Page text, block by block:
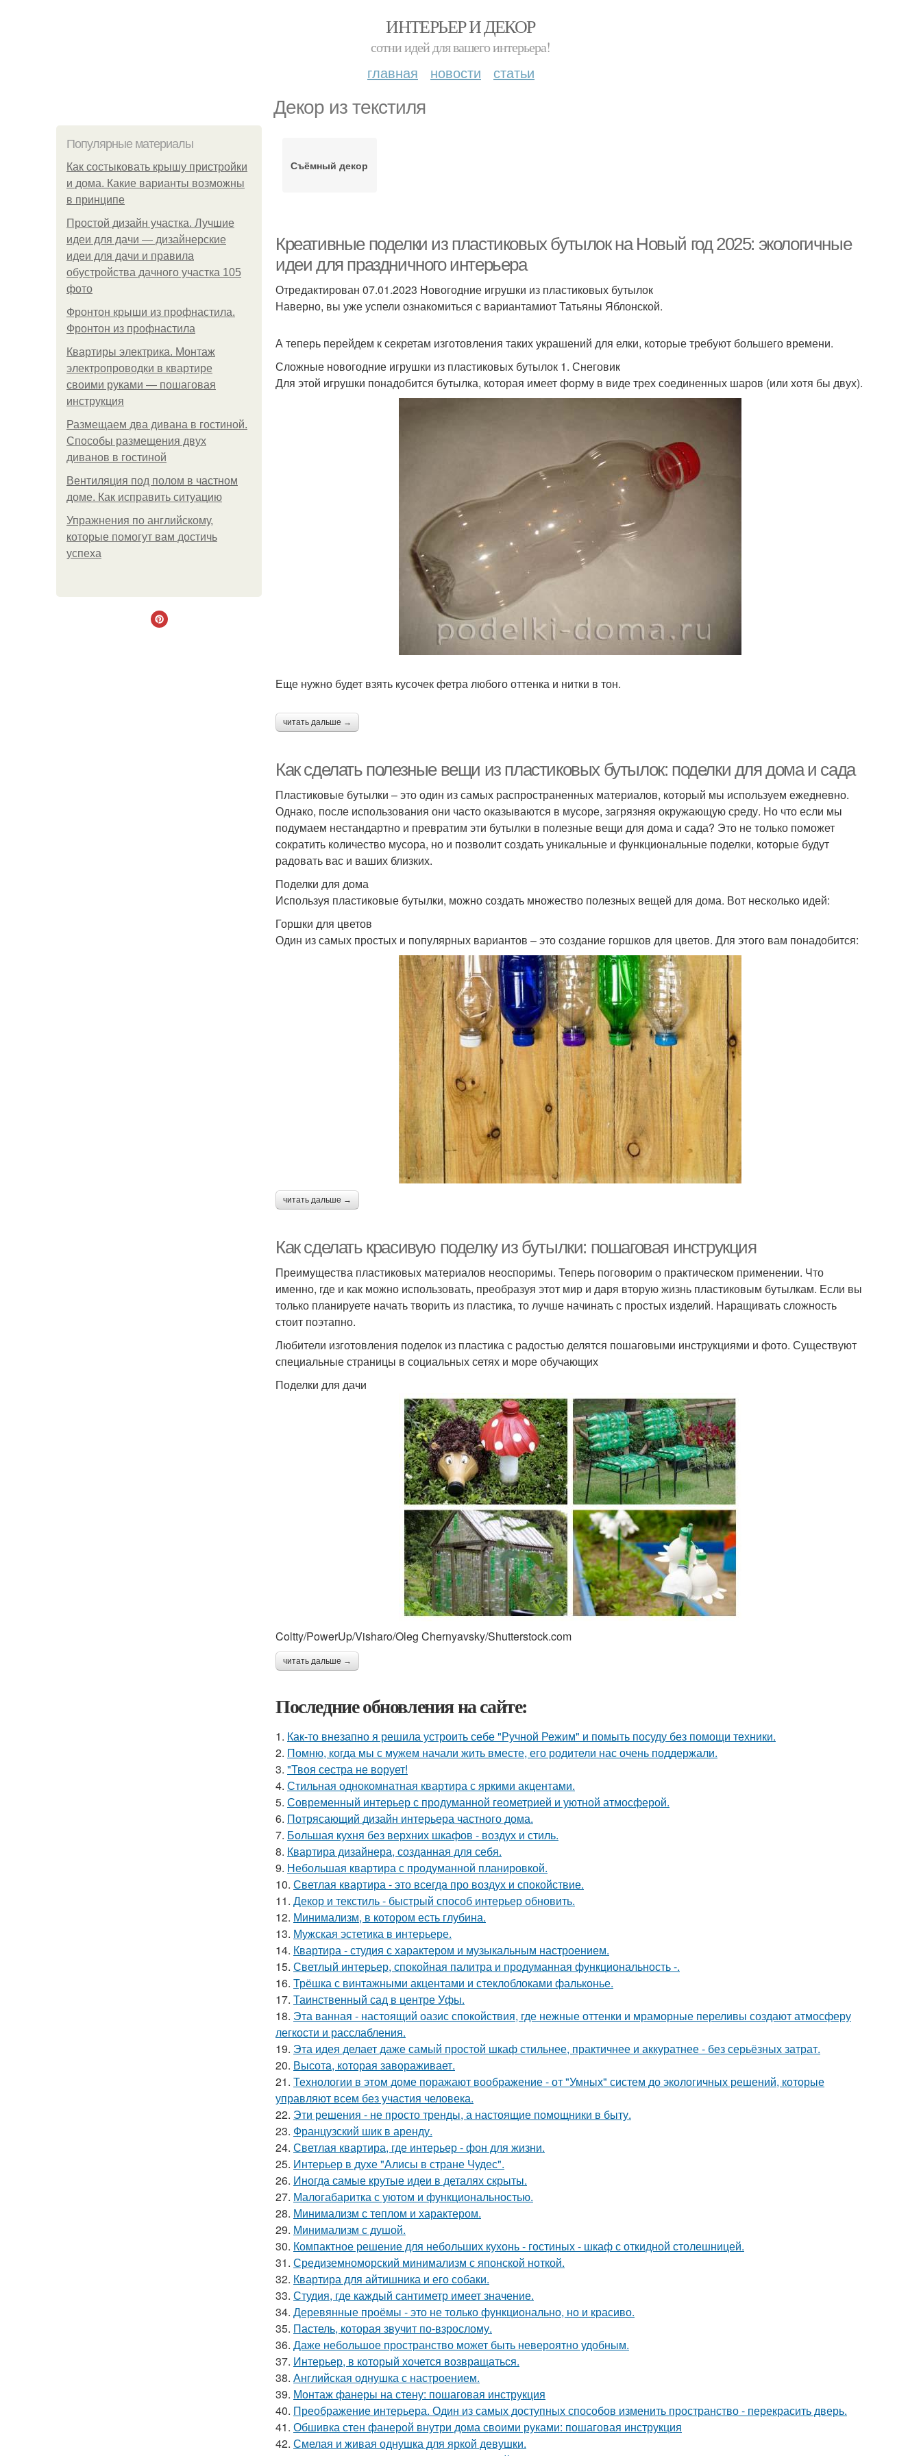
ИНТЕРЬЕР И ДЕКОР
сотни идей для вашего интерьера!
главная новости статьи
Декор из текстиля
Популярные материалы
Как состыковать крышу пристройки
и дома. Какие варианты возможны
в принципе
Простой дизайн участка. Лучшие
идеи для дачи — дизайнерские
идеи для дачи и правила
обустройства дачного участка 105
фото
Фронтон крыши из профнастила.
Фронтон из профнастила
Квартиры электрика. Монтаж
электропроводки в квартире
своими руками — пошаговая
инструкция
Размещаем два дивана в гостиной.
Способы размещения двух
диванов в гостиной
Вентиляция под полом в частном
доме. Как исправить ситуацию
Упражнения по английскому,
которые помогут вам достичь
успеха
Съёмный декор
Креативные поделки из пластиковых бутылок на Новый год 2025: экологичные
идеи для праздничного интерьера
Отредактирован 07.01.2023 Новогодние игрушки из пластиковых бутылок
Наверно, вы уже успели ознакомиться с вариантамиот Татьяны Яблонской.
А теперь перейдем к секретам изготовления таких украшений для елки, которые требуют большего времени.
Сложные новогодние игрушки из пластиковых бутылок 1. Снеговик
Для этой игрушки понадобится бутылка, которая имеет форму в виде трех соединенных шаров (или хотя бы двух).
Еще нужно будет взять кусочек фетра любого оттенка и нитки в тон.
читать дальше →
Как сделать полезные вещи из пластиковых бутылок: поделки для дома и сада
Пластиковые бутылки – это один из самых распространенных материалов, который мы используем ежедневно.
Однако, после использования они часто оказываются в мусоре, загрязняя окружающую среду. Но что если мы
подумаем нестандартно и превратим эти бутылки в полезные вещи для дома и сада? Это не только поможет
сократить количество мусора, но и позволит создать уникальные и функциональные поделки, которые будут
радовать вас и ваших близких.
Поделки для дома
Используя пластиковые бутылки, можно создать множество полезных вещей для дома. Вот несколько идей:
Горшки для цветов
Один из самых простых и популярных вариантов – это создание горшков для цветов. Для этого вам понадобится:
читать дальше →
Как сделать красивую поделку из бутылки: пошаговая инструкция
Преимущества пластиковых материалов неоспоримы. Теперь поговорим о практическом применении. Что
именно, где и как можно использовать, преобразуя этот мир и даря вторую жизнь пластиковым бутылкам. Если вы
только планируете начать творить из пластика, то лучше начинать с простых изделий. Наращивать сложность
стоит поэтапно.
Любители изготовления поделок из пластика с радостью делятся пошаговыми инструкциями и фото. Существуют
специальные страницы в социальных сетях и море обучающих
Поделки для дачи
Coltty/PowerUp/Visharo/Oleg Chernyavsky/Shutterstock.com
читать дальше →
Последние обновления на сайте:
1. Как-то внезапно я решила устроить себе "Ручной Режим" и помыть посуду без помощи техники.
2. Помню, когда мы с мужем начали жить вместе, его родители нас очень поддержали.
3. "Твоя сестра не ворует!
4. Стильная однокомнатная квартира с яркими акцентами.
5. Современный интерьер с продуманной геометрией и уютной атмосферой.
6. Потрясающий дизайн интерьера частного дома.
7. Большая кухня без верхних шкафов - воздух и стиль.
8. Квартира дизайнера, созданная для себя.
9. Небольшая квартира с продуманной планировкой.
10. Светлая квартира - это всегда про воздух и спокойствие.
11. Декор и текстиль - быстрый способ интерьер обновить.
12. Минимализм, в котором есть глубина.
13. Мужская эстетика в интерьере.
14. Квартира - студия с характером и музыкальным настроением.
15. Светлый интерьер, спокойная палитра и продуманная функциональность -.
16. Трёшка с винтажными акцентами и стеклоблоками фальконье.
17. Таинственный сад в центре Уфы.
18. Эта ванная - настоящий оазис спокойствия, где нежные оттенки и мраморные переливы создают атмосферу
легкости и расслабления.
19. Эта идея делает даже самый простой шкаф стильнее, практичнее и аккуратнее - без серьёзных затрат.
20. Высота, которая завораживает.
21. Технологии в этом доме поражают воображение - от "Умных" систем до экологичных решений, которые
управляют всем без участия человека.
22. Эти решения - не просто тренды, а настоящие помощники в быту.
23. Французский шик в аренду.
24. Светлая квартира, где интерьер - фон для жизни.
25. Интерьер в духе "Алисы в стране Чудес".
26. Иногда самые крутые идеи в деталях скрыты.
27. Малогабаритка с уютом и функциональностью.
28. Минимализм с теплом и характером.
29. Минимализм с душой.
30. Компактное решение для небольших кухонь - гостиных - шкаф с откидной столешницей.
31. Средиземноморский минимализм с японской ноткой.
32. Квартира для айтишника и его собаки.
33. Студия, где каждый сантиметр имеет значение.
34. Деревянные проёмы - это не только функционально, но и красиво.
35. Пастель, которая звучит по-взрослому.
36. Даже небольшое пространство может быть невероятно удобным.
37. Интерьер, в который хочется возвращаться.
38. Английская однушка с настроением.
39. Монтаж фанеры на стену: пошаговая инструкция
40. Преображение интерьера. Один из самых доступных способов изменить пространство - перекрасить дверь.
41. Обшивка стен фанерой внутри дома своими руками: пошаговая инструкция
42. Смелая и живая однушка для яркой девушки.